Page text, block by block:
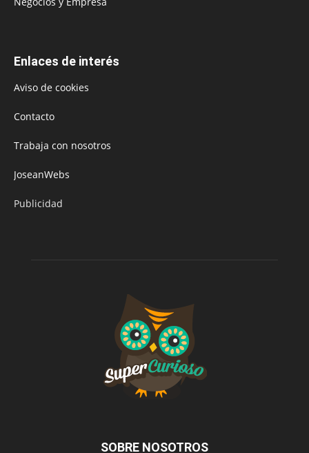
Enlaces de interés
Aviso de cookies
Contacto
Trabaja con nosotros
JoseanWebs
Publicidad
SOBRE NOSOTROS